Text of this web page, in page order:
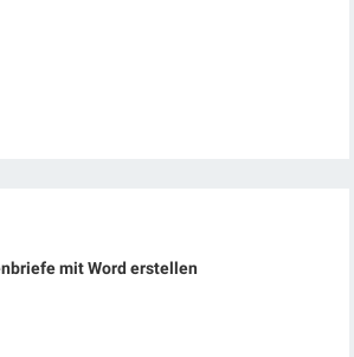
mit Word erstellen